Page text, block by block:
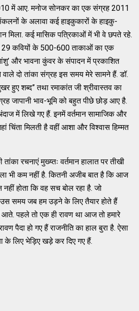
में आए. मनोज सोनकर का एक संग्रह 2011
के अलावा कई हाइकुकारों के हाइकु-
मिला. कई मासिक पत्रिकाओं में भी वे छपते रहे.
29 कवियों के 500-600 ताकाओं का एक
और भावना कुंवर के संपादन में प्रकाशित
वाले दो तांका संग्रह इस समय मेरे सामने हैं. डॉ.
हुए शब्द” तथा रमाकांत जी श्रीवास्तव का
जापानी भाव-भूमि को बहुत पीछे छोड़ आए है.
में लिखे गए हैं. इनमें वर्तमान सामाजिक और
चिंता मिलती है वहीं आशा और विश्वास हिम्मत
रचनाएं मुख्य्तः वर्तमान हालात पर तीखी
भी कम नहीं है. कितनी अजीब बात है कि आज
नहीं होता कि वह सच बोल रहा है. जो
समय जब हम उड़ने के लिए तैयार होते हैं
आते. पहले तो एक ही रावण था आज तो हमारे
पैदा हो गए हैं राजनीति का हाल बुरा है. ऐसा
के लिए भेड़िए खड़े कर दिए गए हैं.